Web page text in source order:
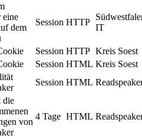
eine
dem
Session HTTP
IT
Session HTTP Kreis Soest
Session HTML Kreis Soest
Session HTML
die
von
4 Tage HTML